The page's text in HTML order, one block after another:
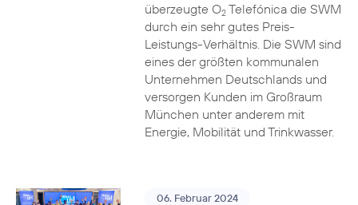
überzeugte O2Telefónica die SWM
durch ein sehr gutes Preis-
Leistungs-Verhältnis. Die SWM sind
eines der größten kommunalen
Unternehmen Deutschlands und
versorgen Kunden im Großraum
München unter anderem mit
Energie, Mobilität und Trinkwasser.
06. Februar 2024